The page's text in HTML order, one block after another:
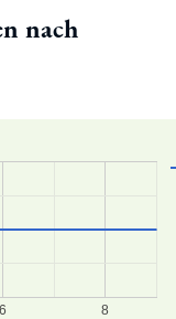
nach
6 8